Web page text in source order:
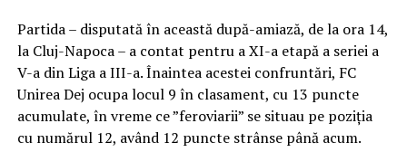
Partida – disputată în această după-amiază, de la ora 14,
la Cluj-Napoca – a contat pentru a XI-a etapă a seriei a
V-a din Liga a III-a. Înaintea acestei confruntări, FC
Unirea Dej ocupa locul 9 în clasament, cu 13 puncte
acumulate, în vreme ce ”feroviarii” se situau pe poziția
cu numărul 12, având 12 puncte strânse până acum.